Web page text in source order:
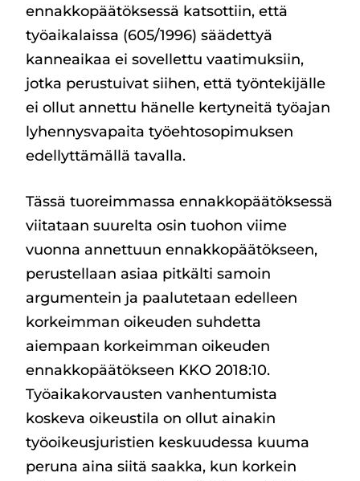
ennakkopäätöksessä katsottiin, että
työaikalaissa (605/1996) säädettyä
kanneaikaa ei sovellettu vaatimuksiin,
jotka perustuivat siihen, että työntekijälle
ei ollut annettu hänelle kertyneitä työajan
lyhennysvapaita työehtosopimuksen
edellyttämällä tavalla.
Tässä tuoreimmassa ennakkopäätöksessä
viitataan suurelta osin tuohon viime
vuonna annettuun ennakkopäätökseen,
perustellaan asiaa pitkälti samoin
argumentein ja paalutetaan edelleen
korkeimman oikeuden suhdetta
aiempaan korkeimman oikeuden
ennakkopäätökseen KKO 2018:10.
Työaikakorvausten vanhentumista
koskeva oikeustila on ollut ainakin
työoikeusjuristien keskuudessa kuuma
peruna aina siitä saakka, kun korkein